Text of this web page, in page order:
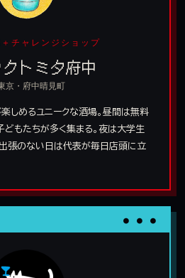
チャレンジショップ
トミタ府中
京・府中晴見町
しめるユニークな酒場。昼間は無料
どもたちが多く集まる。夜は大学生
張のない日は代表が毎日店頭に立
● ● ●